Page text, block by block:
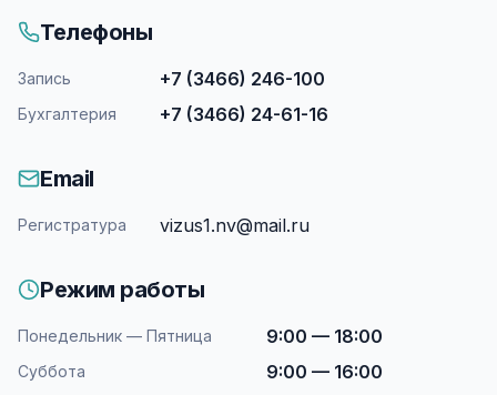
Телефоны
Запись +7 (3466) 246-100
Бухгалтерия +7 (3466) 24-61-16
Email
Регистратура vizus1.nv@mail.ru
Режим работы
Понедельник — Пятница 9:00 — 18:00
Суббота 9:00 — 16:00